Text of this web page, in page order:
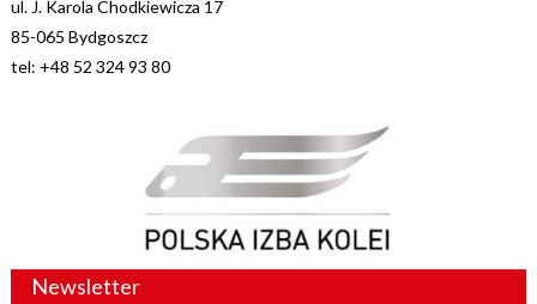
ul. J. Karola Chodkiewicza 17
85-065 Bydgoszcz
tel: +48 52 324 93 80
Newsletter